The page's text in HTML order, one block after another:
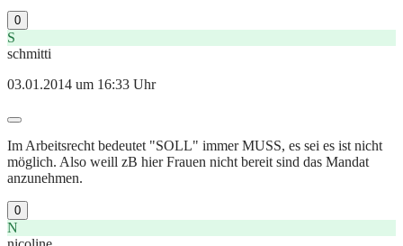
0
S
schmitti
03.01.2014 um 16:33 Uhr
Im Arbeitsrecht bedeutet "SOLL" immer MUSS, es sei es ist nicht
möglich. Also weill zB hier Frauen nicht bereit sind das Mandat
anzunehmen.
0
N